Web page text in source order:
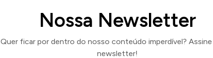
Nossa Newsletter
Quer ficar por dentro do nosso conteúdo imperdível? Assine
newsletter!